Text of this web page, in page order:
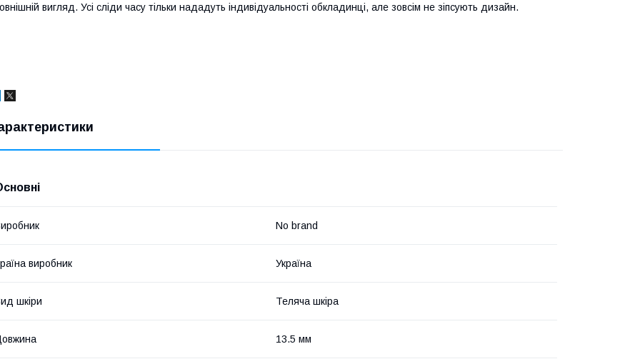
вигляд. Усі сліди часу тільки нададуть індивідуальності обкладинці, але зовсім не зіпсують дизайн.
No brand
виробник Україна
шкіри Теляча шкіра
13.5 мм